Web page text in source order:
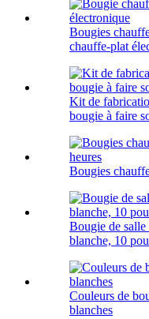
Bougies
chauffe-plat
Kit de
bougie à faire
Bougies
Bougie de
blanche, 10
Couleurs de
blanches